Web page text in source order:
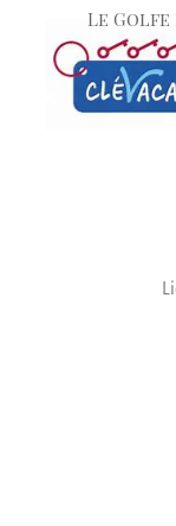
Le Golfe